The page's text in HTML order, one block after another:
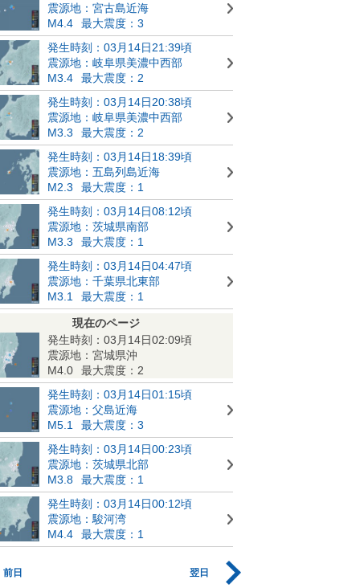
震源地：宮古島近海
M4.4
最大震度：3
発生時刻：03月14日21:39頃
震源地：岐阜県美濃中西部
M3.4
最大震度：2
発生時刻：03月14日20:38頃
震源地：岐阜県美濃中西部
M3.3
最大震度：2
発生時刻：03月14日18:39頃
震源地：五島列島近海
M2.3
最大震度：1
発生時刻：03月14日08:12頃
震源地：茨城県南部
M3.3
最大震度：1
発生時刻：03月14日04:47頃
震源地：千葉県北東部
M3.1
最大震度：1
現在のページ
発生時刻：03月14日02:09頃
震源地：宮城県沖
M4.0
最大震度：2
発生時刻：03月14日01:15頃
震源地：父島近海
M5.1
最大震度：3
発生時刻：03月14日00:23頃
震源地：茨城県北部
M3.8
最大震度：1
発生時刻：03月14日00:12頃
震源地：駿河湾
M4.4
最大震度：1
前日 翌日